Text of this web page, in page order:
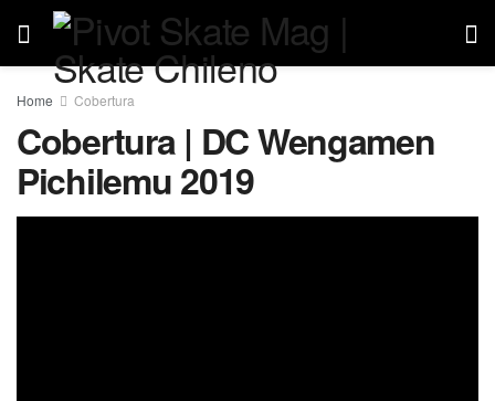
Home Cobertura
Cobertura | DC Wengamen
Pichilemu 2019